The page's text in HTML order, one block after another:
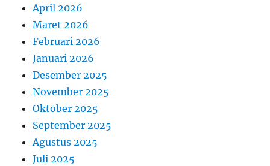
April 2026
Maret 2026
Februari 2026
Januari 2026
Desember 2025
November 2025
Oktober 2025
September 2025
Agustus 2025
Juli 2025